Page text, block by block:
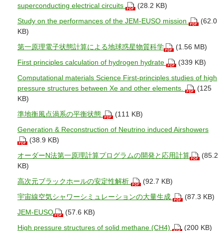
superconducting electrical circuits
(28.2 KB)
Study on the performances of the JEM-EUSO mission
(62.0
KB)
第一原理電子状態計算による地球惑星物質科学
(1.56 MB)
First principles calculation of hydrogen hydrate
(339 KB)
Computational materials Science First-principles studies of high
pressure structures between Xe and other elements.
(125
KB)
準地衡風点渦系の平衡状態
(111 KB)
Generation & Reconstruction of Neutrino induced Airshowers
(38.9 KB)
オーダーN法第一原理計算プログラムの開発と応用計算
(85.2
KB)
高次元ブラックホールの安定性解析
(92.7 KB)
宇宙線空気シャワーシミュレーションの大量生成
(87.3 KB)
JEM-EUSO
(57.6 KB)
High pressure structures of solid methane (CH4)
(200 KB)